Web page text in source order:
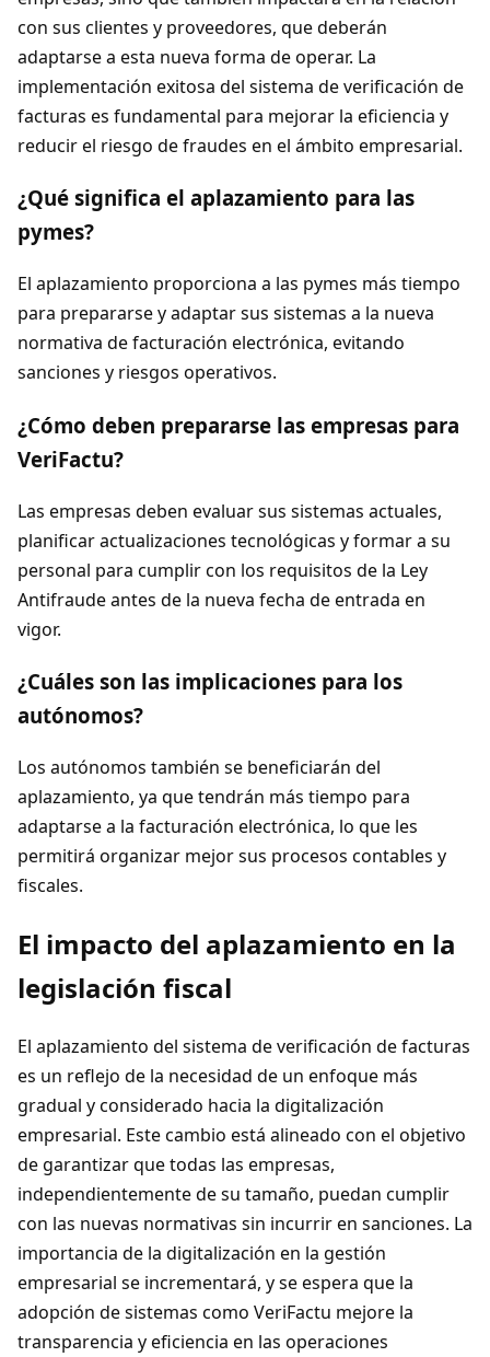
con sus clientes y proveedores, que deberán
adaptarse a esta nueva forma de operar. La
implementación exitosa del sistema de verificación de
facturas es fundamental para mejorar la eficiencia y
reducir el riesgo de fraudes en el ámbito empresarial.
¿Qué significa el aplazamiento para las
pymes?
El aplazamiento proporciona a las pymes más tiempo
para prepararse y adaptar sus sistemas a la nueva
normativa de facturación electrónica, evitando
sanciones y riesgos operativos.
¿Cómo deben prepararse las empresas para
VeriFactu?
Las empresas deben evaluar sus sistemas actuales,
planificar actualizaciones tecnológicas y formar a su
personal para cumplir con los requisitos de la Ley
Antifraude antes de la nueva fecha de entrada en
vigor.
¿Cuáles son las implicaciones para los
autónomos?
Los autónomos también se beneficiarán del
aplazamiento, ya que tendrán más tiempo para
adaptarse a la facturación electrónica, lo que les
permitirá organizar mejor sus procesos contables y
fiscales.
El impacto del aplazamiento en la
legislación fiscal
El aplazamiento del sistema de verificación de facturas
es un reflejo de la necesidad de un enfoque más
gradual y considerado hacia la digitalización
empresarial. Este cambio está alineado con el objetivo
de garantizar que todas las empresas,
independientemente de su tamaño, puedan cumplir
con las nuevas normativas sin incurrir en sanciones. La
importancia de la digitalización en la gestión
empresarial se incrementará, y se espera que la
adopción de sistemas como VeriFactu mejore la
transparencia y eficiencia en las operaciones